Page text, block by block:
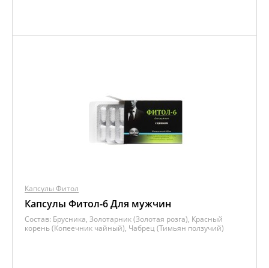
Капсулы Фитол
Капсулы Фитол-6 Для мужчин
Состав: Брусника, Золотарник (Золотая розга), Красный
корень (Копеечник чайный), Чабрец (Тимьян ползучий)